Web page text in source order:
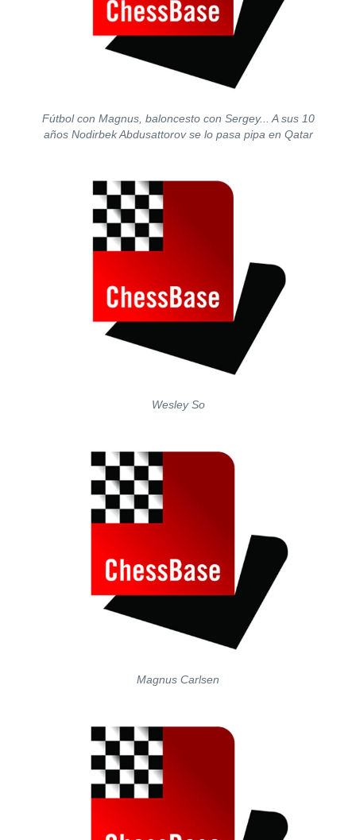
Fútbol con Magnus, baloncesto con Sergey... A sus 10
años Nodirbek Abdusattorov se lo pasa pipa en Qatar
Wesley So
Magnus Carlsen